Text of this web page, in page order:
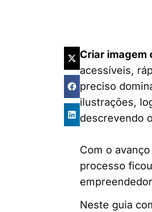
Criar imagem
acessíveis,
preciso
ilustrações,
descrevendo
Com o
processo
Neste guia